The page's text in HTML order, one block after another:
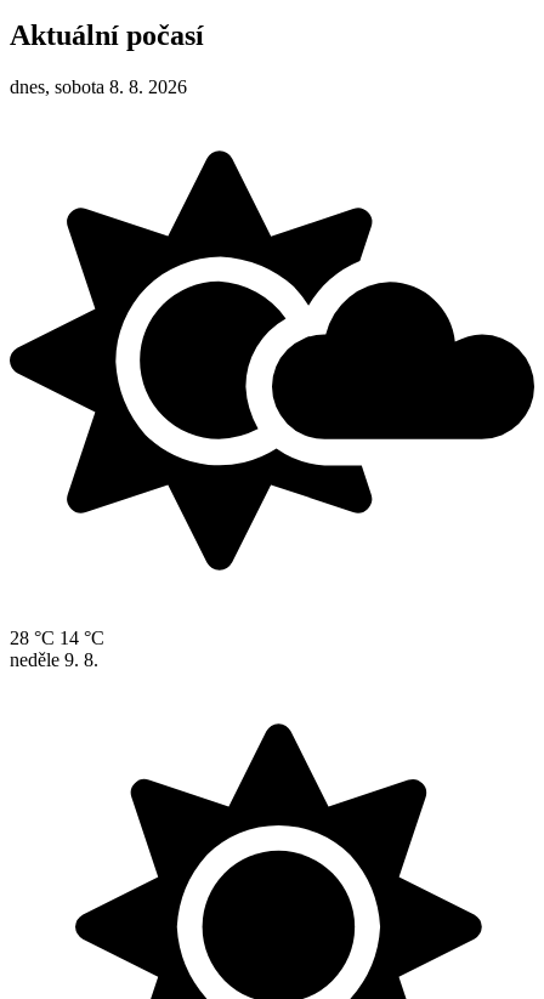
Aktuální počasí
dnes, sobota 8. 8. 2026
28 °C 14 °C
neděle 9. 8.